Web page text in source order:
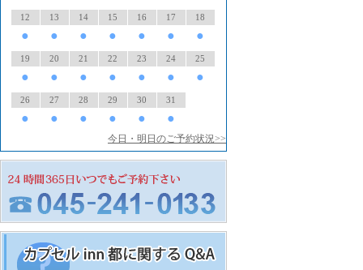
12
●
13
●
14
●
15
●
16
●
17
●
18
●
19
●
20
●
21
●
22
●
23
●
24
●
25
●
26
●
27
●
28
●
29
●
30
●
31
●
今日・明日のご予約状況>>